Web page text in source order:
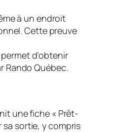
à un endroit
Cette preuve
d’obtenir
Rando Québec.
une fiche « Prêt-
sortie, y compris